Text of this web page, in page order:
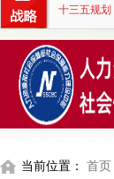
十三五规划
当前位置： 首页